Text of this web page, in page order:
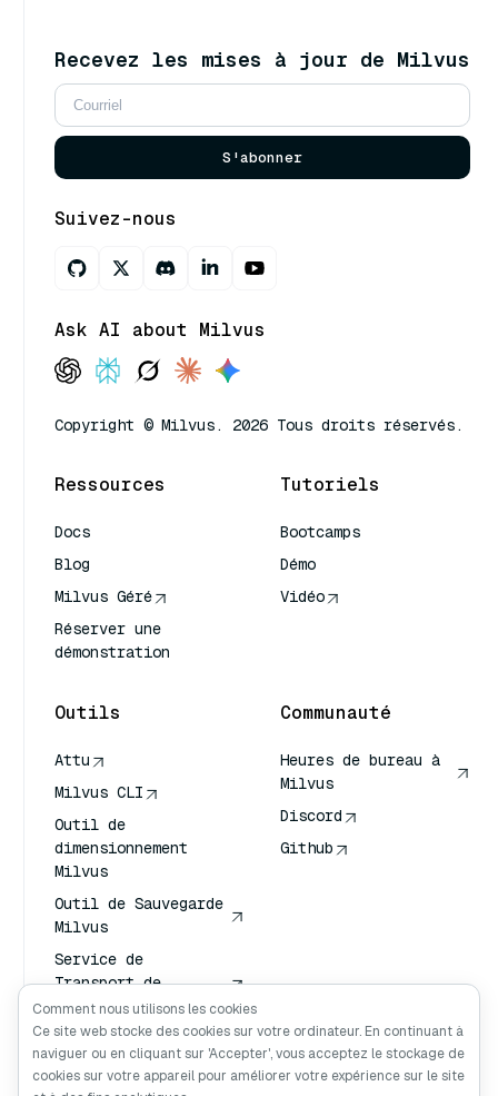
Recevez les mises à jour de Milvus
S'abonner
Suivez-nous
Ask AI about Milvus
Copyright © Milvus. 2026 Tous droits réservés.
Ressources
Docs
Blog
Milvus Géré
Réserver une
démonstration
Tutoriels
Bootcamps
Démo
Vidéo
Outils
Attu
Milvus CLI
Outil de
dimensionnement
Milvus
Outil de Sauvegarde
Milvus
Service de
Transport de
Vecteurs (VTS)
Chercheur en
profondeur
Communauté
Heures de bureau à
Milvus
Discord
Github
Comment nous utilisons les cookies
Ce site web stocke des cookies sur votre ordinateur. En continuant à
naviguer ou en cliquant sur 'Accepter', vous acceptez le stockage de
cookies sur votre appareil pour améliorer votre expérience sur le site